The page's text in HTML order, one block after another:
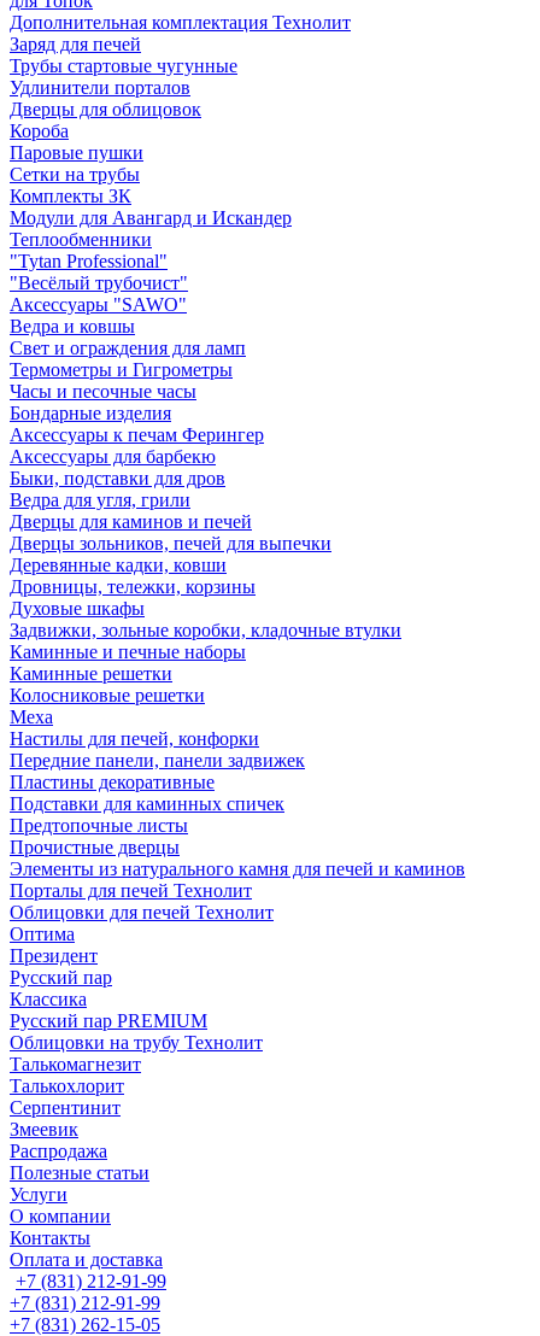
Дополнительная комплектация Технолит
Заряд для печей
Трубы стартовые чугунные
Удлинители порталов
Дверцы для облицовок
Короба
Паровые пушки
Сетки на трубы
Комплекты ЗК
Модули для Авангард и Искандер
Теплообменники
"Tytan Professional"
"Весёлый трубочист"
Аксессуары "SAWO"
Ведра и ковшы
Свет и ограждения для ламп
Термометры и Гигрометры
Часы и песочные часы
Бондарные изделия
Аксессуары к печам Ферингер
Аксессуары для барбекю
Быки, подставки для дров
Ведра для угля, грили
Дверцы для каминов и печей
Дверцы зольников, печей для выпечки
Деревянные кадки, ковши
Дровницы, тележки, корзины
Духовые шкафы
Задвижки, зольные коробки, кладочные втулки
Каминные и печные наборы
Каминные решетки
Колосниковые решетки
Меха
Настилы для печей, конфорки
Передние панели, панели задвижек
Пластины декоративные
Подставки для каминных спичек
Предтопочные листы
Прочистные дверцы
Элементы из натурального камня для печей и каминов
Порталы для печей Технолит
Облицовки для печей Технолит
Оптима
Президент
Русский пар
Классика
Русский пар PREMIUM
Облицовки на трубу Технолит
Талькомагнезит
Талькохлорит
Серпентинит
Змеевик
Распродажа
Полезные статьи
Услуги
О компании
Контакты
Оплата и доставка
+7 (831) 212-91-99
+7 (831) 212-91-99
+7 (831) 262-15-05